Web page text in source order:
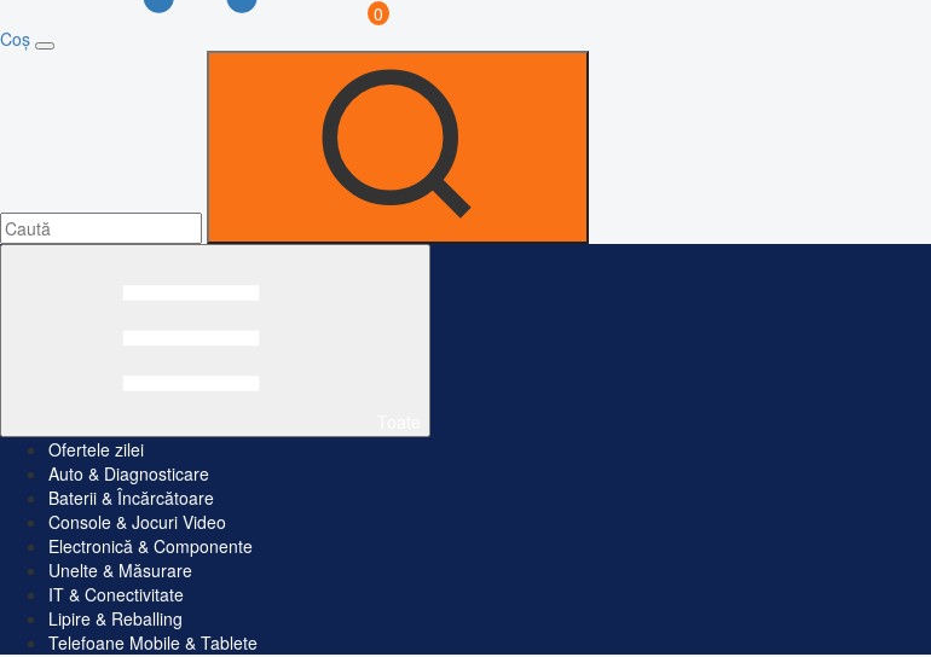
0
Coș
Ofertele zilei
Auto & Diagnosticare
Baterii & Încărcătoare
Console & Jocuri Video
Electronică & Componente
Unelte & Măsurare
IT & Conectivitate
Lipire & Reballing
Telefoane Mobile & Tablete